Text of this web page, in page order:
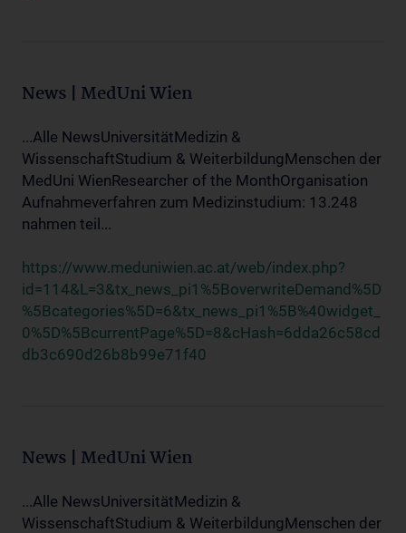
News | MedUni Wien
...Alle NewsUniversitätMedizin &
WissenschaftStudium & WeiterbildungMenschen der
MedUni WienResearcher of the MonthOrganisation
Aufnahmeverfahren zum Medizinstudium: 13.248
nahmen teil...
https://www.meduniwien.ac.at/web/index.php?
id=114&L=3&tx_news_pi1%5BoverwriteDemand%5D
%5Bcategories%5D=6&tx_news_pi1%5B%40widget_
0%5D%5BcurrentPage%5D=8&cHash=6dda26c58cd
db3c690d26b8b99e71f40
News | MedUni Wien
...Alle NewsUniversitätMedizin &
WissenschaftStudium & WeiterbildungMenschen der